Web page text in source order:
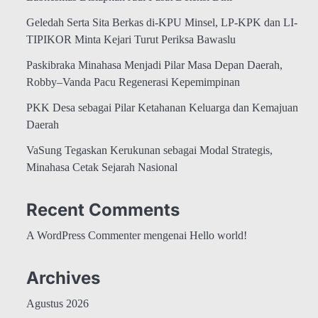
Geledah Serta Sita Berkas di-KPU Minsel, LP-KPK dan LI-
TIPIKOR Minta Kejari Turut Periksa Bawaslu
Paskibraka Minahasa Menjadi Pilar Masa Depan Daerah,
Robby–Vanda Pacu Regenerasi Kepemimpinan
PKK Desa sebagai Pilar Ketahanan Keluarga dan Kemajuan
Daerah
VaSung Tegaskan Kerukunan sebagai Modal Strategis,
Minahasa Cetak Sejarah Nasional
Recent Comments
A WordPress Commentermengenai Hello world!
Archives
Agustus 2026